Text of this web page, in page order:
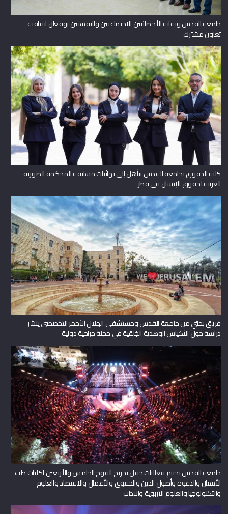
جامعة القدس ونقابة الأخصائيين الاجتماعيين والنفسيين توقعان اتفاقية
تعاون مشترك
كلية الحقوق بجامعة القدس تتأهل إلى نهائيات مسابقة المحكمة الصورية
العربية لحقوق الإنسان في قطر
فريق بحثي من جامعة القدس ومستشفى الهلال الأحمر التخصصي ينشر
دراسة حول الأكياس الوهدية الخِلقية في مجلة جراحية دولية
جامعة القدس تختتم فعاليات حفل تخريج الفوج الخامس والأربعين لكليات طب
الأسنان والدعوة وأصول الدين والحقوق والأعمال والاقتصاد والعلوم
والتكنولوجيا والعلوم التربوية والآداب